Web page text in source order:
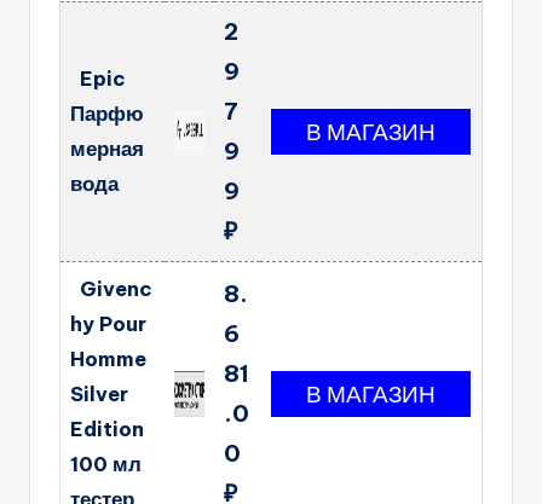
Epic
Парфю
мерная
вода
2
9
7
9
9
₽
Givenc
hy Pour
Homme
Silver
Edition
100 мл
8.
6
81
.0
0
₽